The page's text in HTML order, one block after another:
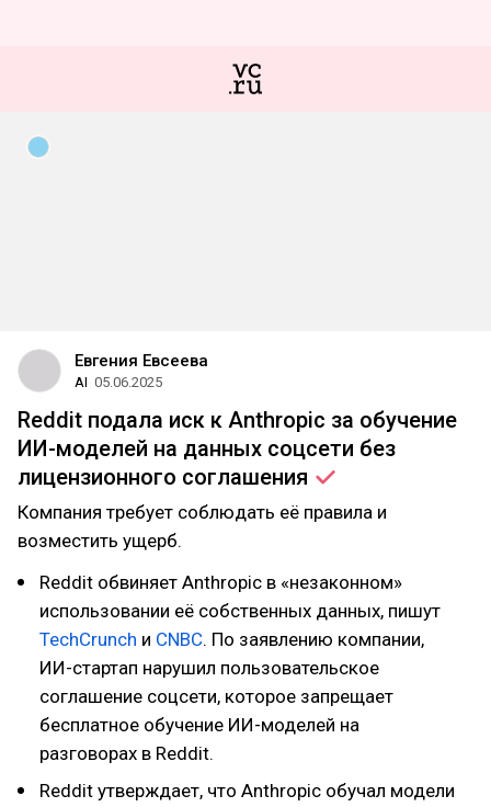
Евгения Евсеева
AI 05.06.2025
Reddit подала иск к Anthropic за обучение
ИИ-моделей на данных соцсети без
лицензионного соглашения
Компания требует соблюдать её правила и
возместить ущерб.
Reddit обвиняет Anthropic в «незаконном»
использовании её собственных данных, пишут
TechCrunch и CNBC. По заявлению компании,
ИИ-стартап нарушил пользовательское
соглашение соцсети, которое запрещает
бесплатное обучение ИИ-моделей на
разговорах в Reddit.
Reddit утверждает, что Anthropic обучал модели